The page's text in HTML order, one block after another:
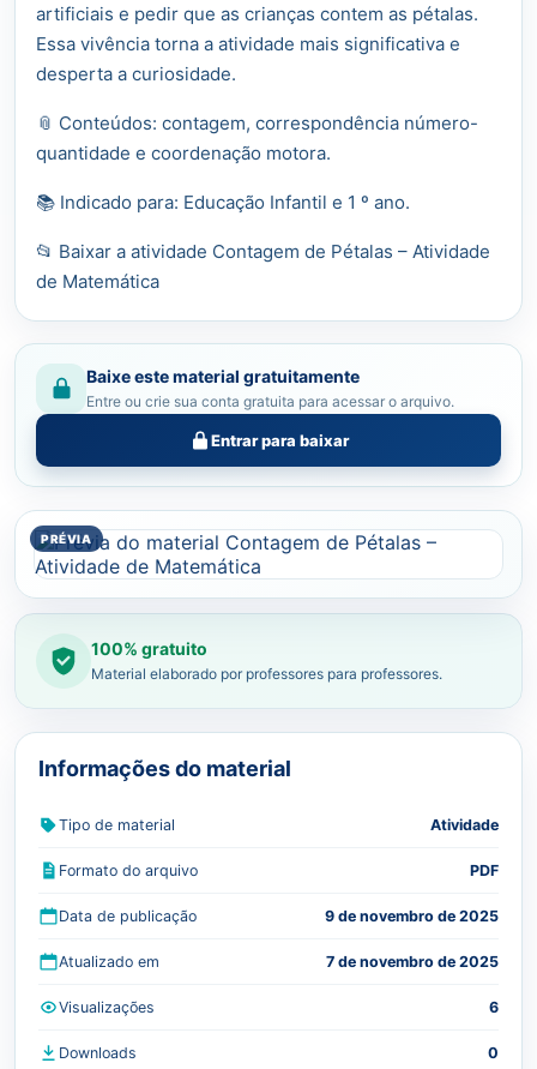
100% gratuito
Material elaborado por professores para professores.
artificiais e pedir que as crianças contem as pétalas.
Essa vivência torna a atividade mais significativa e
desperta a curiosidade.
📎 Conteúdos: contagem, correspondência número-
quantidade e coordenação motora.
📚 Indicado para: Educação Infantil e 1 º ano.
📂 Baixar a atividade Contagem de Pétalas – Atividade
de Matemática
Baixe este material gratuitamente
Entre ou crie sua conta gratuita para acessar o arquivo.
Entrar para baixar
Informações do material
Tipo de material Atividade
Formato do arquivo PDF
Data de publicação 9 de novembro de 2025
Atualizado em 7 de novembro de 2025
Visualizações 6
Downloads 0